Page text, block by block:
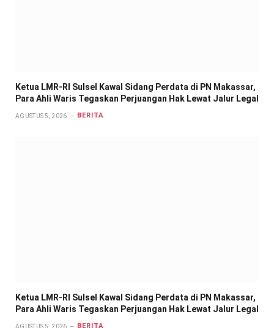
Ketua LMR-RI Sulsel Kawal Sidang Perdata di PN Makassar,
Para Ahli Waris Tegaskan Perjuangan Hak Lewat Jalur Legal
AGUSTUS 5, 2026 BERITA
Ketua LMR-RI Sulsel Kawal Sidang Perdata di PN Makassar,
Para Ahli Waris Tegaskan Perjuangan Hak Lewat Jalur Legal
AGUSTUS 5, 2026 BERITA